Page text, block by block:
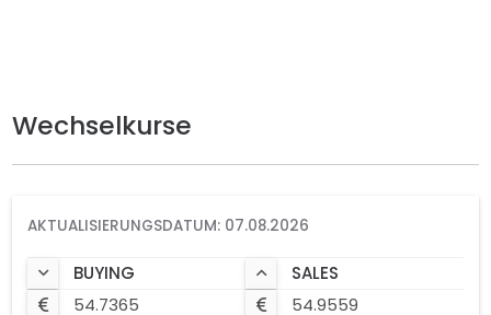
Wechselkurse
AKTUALISIERUNGSDATUM: 07.08.2026
BUYING
SALES
54.7365
54.9559